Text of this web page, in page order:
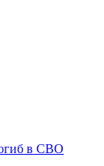
в СВО